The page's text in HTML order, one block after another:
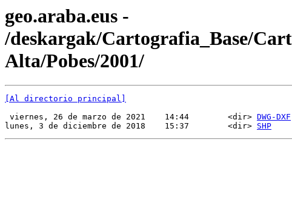
geo.araba.eus -
/deskargak/Cartografia_Base/
Alta/Pobes/2001/
[Al directorio principal]
viernes, 26 de marzo de 2021    14:44        <dir> DWG-DXF
lunes, 3 de diciembre de 2018    15:37        <dir> SHP